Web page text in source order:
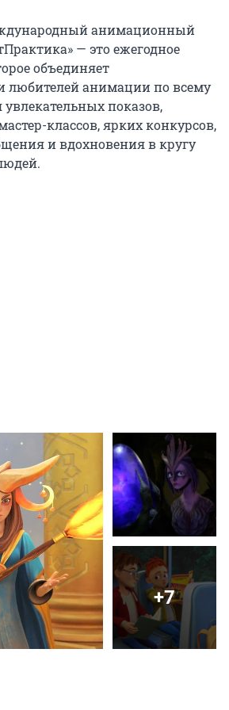
анимационный
— это ежегодное
объединяет
любителей анимации по всему
показов,
классов, ярких конкурсов,
и вдохновения в кругу
+7